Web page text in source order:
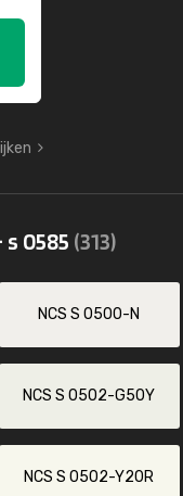
0585 (313)
NCS S 0500-N
NCS S 0502-G50Y
NCS S 0502-Y20R